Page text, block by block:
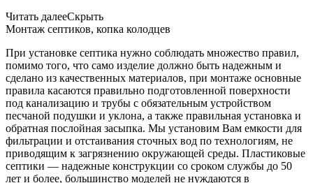
Читать далееСкрыть
Монтаж септиков, копка колодцев
При установке септика нужно соблюдать множество правил,
помимо того, что само изделие должно быть надежным и
сделано из качественных материалов, при монтаже основные
правила касаются правильно подготовленной поверхности
под канализацию и трубы с обязательным устройством
песчаной подушки и уклона, а также правильная установка и
обратная послойная засыпка. Мы установим Вам емкости для
фильтрации и отстаивания сточных вод по технологиям, не
приводящим к загрязнению окружающей среды. Пластиковые
септики — надежные конструкции со сроком службы до 50
лет и более, большинство моделей не нуждаются в